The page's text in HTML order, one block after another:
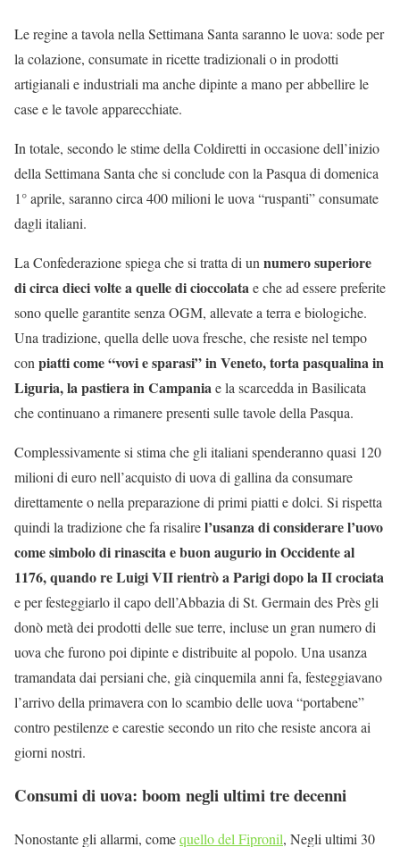
Le regine a tavola nella Settimana Santa saranno le uova: sode per
la colazione, consumate in ricette tradizionali o in prodotti
artigianali e industriali ma anche dipinte a mano per abbellire le
case e le tavole apparecchiate.
In totale, secondo le stime della Coldiretti in occasione dell’inizio
della Settimana Santa che si conclude con la Pasqua di domenica
1° aprile, saranno circa 400 milioni le uova “ruspanti” consumate
dagli italiani.
La Confederazione spiega che si tratta di un numero superiore
di circa dieci volte a quelle di cioccolatae che ad essere preferite
sono quelle garantite senza OGM, allevate a terra e biologiche.
Una tradizione, quella delle uova fresche, che resiste nel tempo
con piatti come “vovi e sparasi” in Veneto, torta pasqualina in
Liguria, la pastiera in Campaniae la scarcedda in Basilicata
che continuano a rimanere presenti sulle tavole della Pasqua.
Complessivamente si stima che gli italiani spenderanno quasi 120
milioni di euro nell’acquisto di uova di gallina da consumare
direttamente o nella preparazione di primi piatti e dolci. Si rispetta
quindi la tradizione che fa risalirel’usanza di considerare l’uovo
come simbolo di rinascita e buon augurio in Occidente al
1176, quando re Luigi VII rientrò a Parigi dopo la II crociata
e per festeggiarlo il capo dell’Abbazia di St. Germain des Près gli
donò metà dei prodotti delle sue terre, incluse un gran numero di
uova che furono poi dipinte e distribuite al popolo. Una usanza
tramandata dai persiani che, già cinquemila anni fa, festeggiavano
l’arrivo della primavera con lo scambio delle uova “portabene”
contro pestilenze e carestie secondo un rito che resiste ancora ai
giorni nostri.
Consumi di uova: boom negli ultimi tre decenni
Nonostante gli allarmi, comequello del Fipronil, Negli ultimi 30